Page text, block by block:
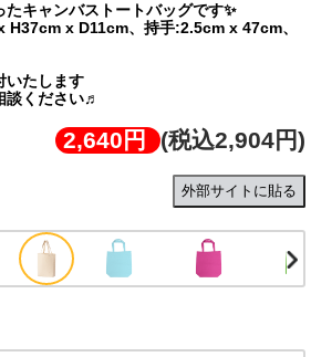
たキャンバストートバッグです✨
x D11cm、持手:2.5cm x 47cm、
いたします
談ください♬
2,640円 (税込2,904円)
外部サイトに貼る